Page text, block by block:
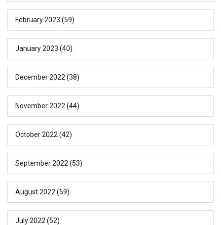
February 2023 (59)
January 2023 (40)
December 2022 (38)
November 2022 (44)
October 2022 (42)
September 2022 (53)
August 2022 (59)
July 2022 (52)